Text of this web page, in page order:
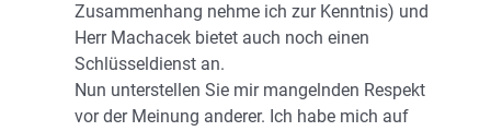
Zusammenhang nehme ich zur Kenntnis) und
Herr Machacek bietet auch noch einen
Schlüsseldienst an.
Nun unterstellen Sie mir mangelnden Respekt
vor der Meinung anderer. Ich habe mich auf